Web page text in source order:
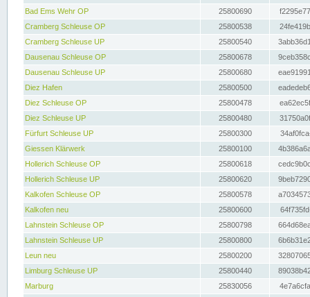
Bad Ems Wehr OP
25800690
Cramberg Schleuse OP
25800538
Cramberg Schleuse UP
25800540
Dausenau Schleuse OP
25800678
Dausenau Schleuse UP
25800680
Diez Hafen
25800500
Diez Schleuse OP
25800478
Diez Schleuse UP
25800480
Fürfurt Schleuse UP
25800300
Giessen Klärwerk
25800100
Hollerich Schleuse OP
25800618
Hollerich Schleuse UP
25800620
Kalkofen Schleuse OP
25800578
Kalkofen neu
25800600
Lahnstein Schleuse OP
25800798
Lahnstein Schleuse UP
25800800
Leun neu
25800200
Limburg Schleuse UP
25800440
Marburg
25830056